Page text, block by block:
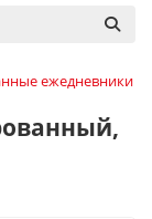
ежедневники